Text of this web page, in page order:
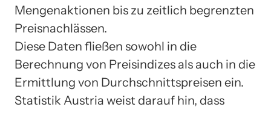
Mengenaktionen bis zu zeitlich begrenzten
Preisnachlässen.
Diese Daten fließen sowohl in die
Berechnung von Preisindizes als auch in die
Ermittlung von Durchschnittspreisen ein.
Statistik Austria weist darauf hin, dass